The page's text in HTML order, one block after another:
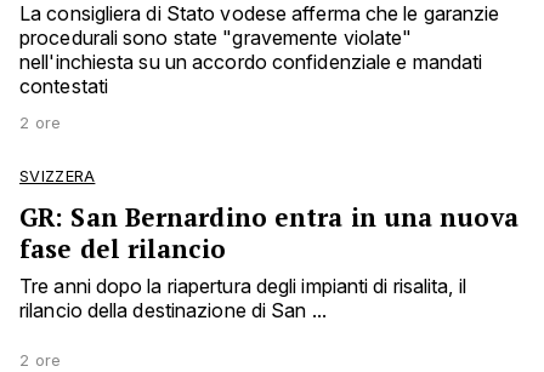
La consigliera di Stato vodese afferma che le garanzie
procedurali sono state "gravemente violate"
nell'inchiesta su un accordo confidenziale e mandati
contestati
2 ore
SVIZZERA
GR: San Bernardino entra in una nuova
fase del rilancio
Tre anni dopo la riapertura degli impianti di risalita, il
rilancio della destinazione di San ...
2 ore